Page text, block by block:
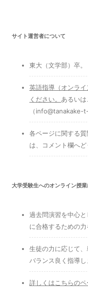
サイト運営者について
東大（文学部）卒。
英語指導（オンラ
ください。 あるい
（info@tanakake-
各ページに関する
は、コメント欄へど
大学受験生へのオンライン授業
過去問演習を中心と
に合格するための
生徒の力に応じて
バランス良く指導し
詳しくはこちらのペ